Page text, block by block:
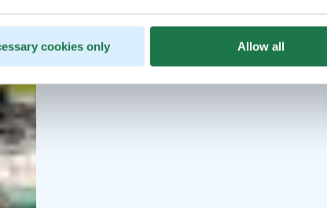
cookies only Allow all